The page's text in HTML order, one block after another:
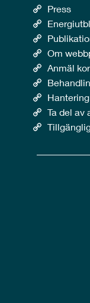
Press
Om
Anmäl
Ta del av